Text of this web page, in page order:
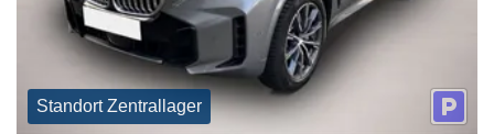
Standort Zentrallager